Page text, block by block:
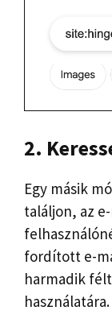
2.
Egy másik
találjon, az
fordított e-
harmadik
használatára.